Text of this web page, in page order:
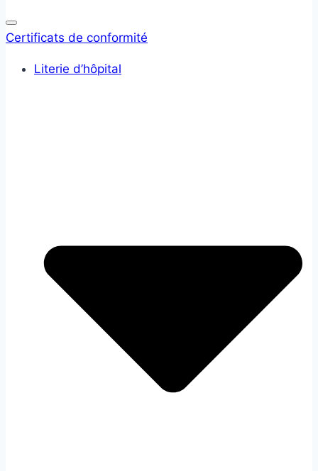
Certificats de conformité
Literie d’hôpital